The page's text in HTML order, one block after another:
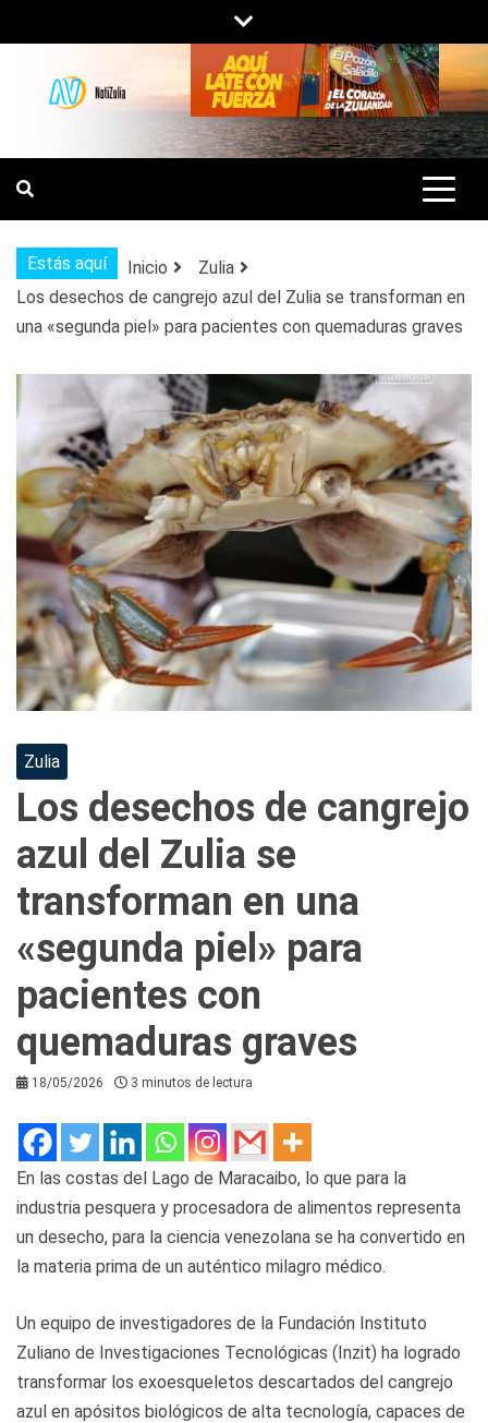
al
contenido
NOTIZULIA
NOTICIAS DEL ZULIA, VENEZUELA Y
DE INTERÉS GENERAL.
Estás aquí Inicio
Zulia
Los desechos de cangrejo azul del Zulia se transforman en
una «segunda piel» para pacientes con quemaduras graves
Zulia
Los desechos de cangrejo
azul del Zulia se
transforman en una
«segunda piel» para
pacientes con
quemaduras graves
18/05/2026 3 minutos de lectura
En las costas del Lago de Maracaibo, lo que para la
industria pesquera y procesadora de alimentos representa
un desecho, para la ciencia venezolana se ha convertido en
la materia prima de un auténtico milagro médico.
Un equipo de investigadores de la Fundación Instituto
Zuliano de Investigaciones Tecnológicas (Inzit) ha logrado
transformar los exoesqueletos descartados del cangrejo
azul en apósitos biológicos de alta tecnología, capaces de